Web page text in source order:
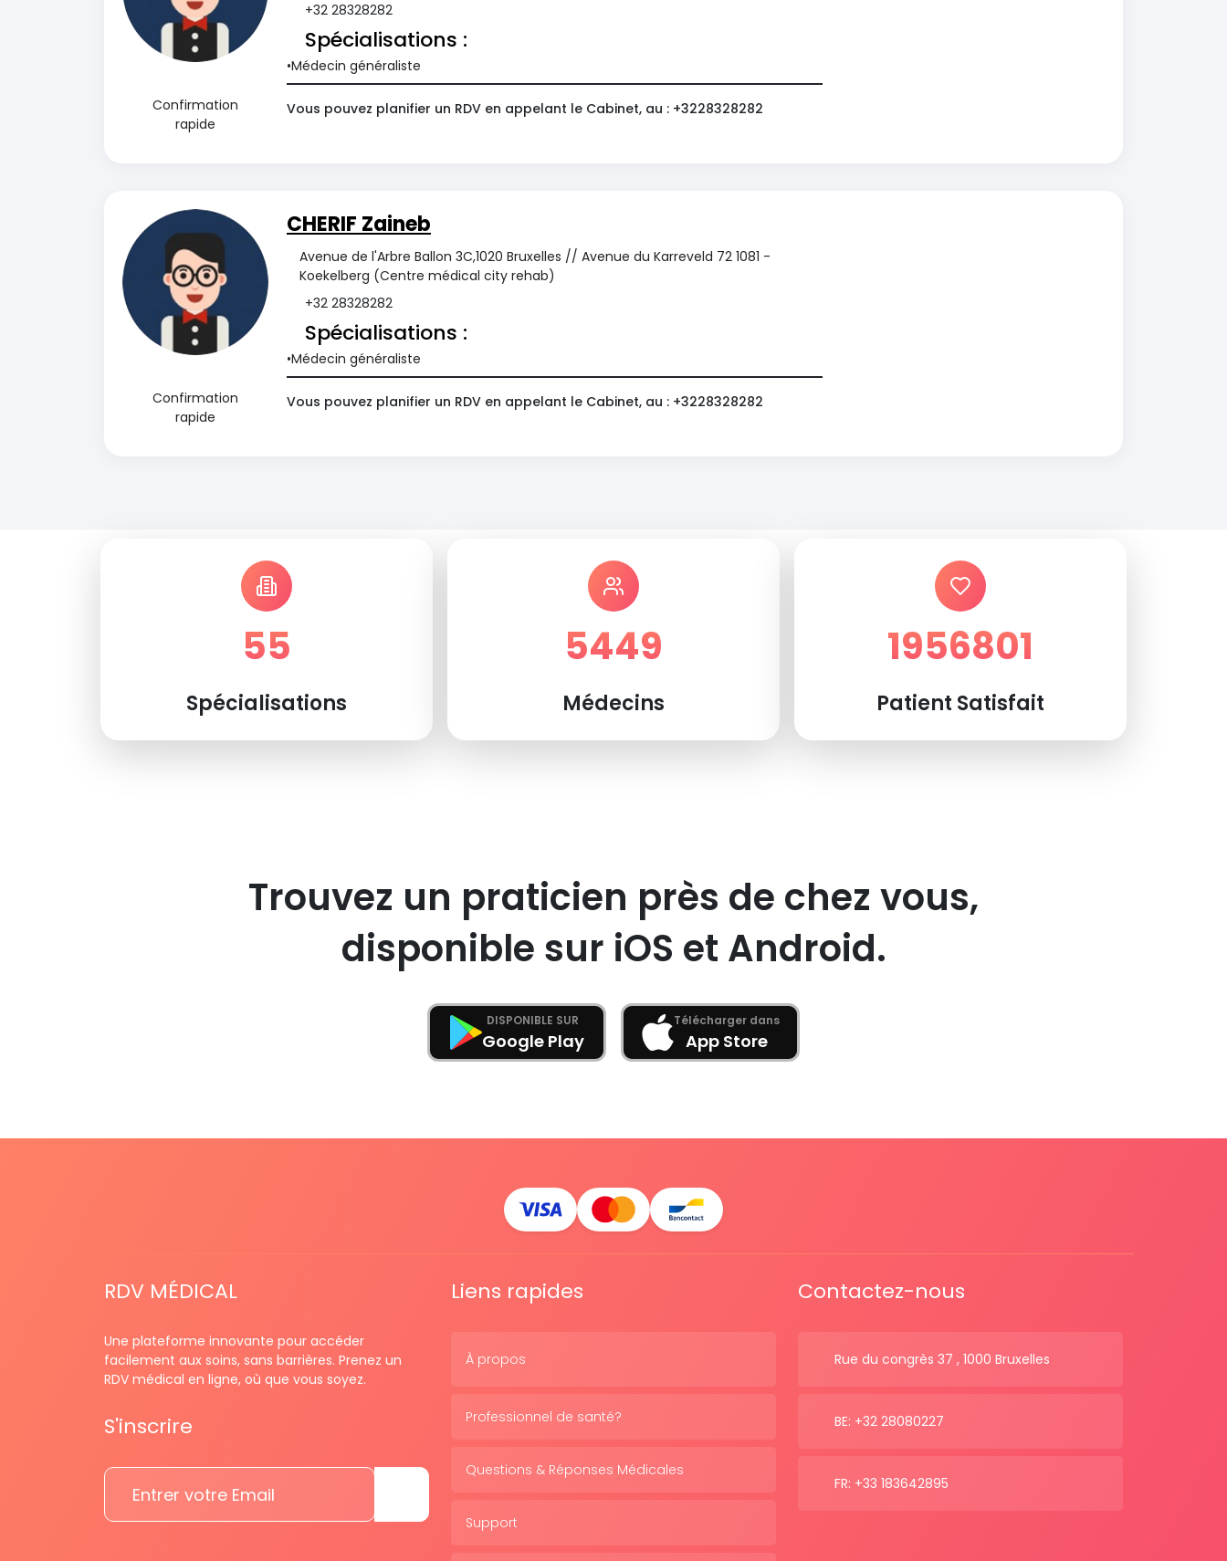
Confirmation
rapide
+32 28328282
Spécialisations :
Médecin généraliste
Vous pouvez planifier un RDV en appelant le Cabinet, au : +3228328282
Confirmation
rapide
CHERIF Zaineb
Avenue de l'Arbre Ballon 3C,1020 Bruxelles // Avenue du Karreveld 72 1081 -
Koekelberg (Centre médical city rehab)
+32 28328282
Spécialisations :
Médecin généraliste
Vous pouvez planifier un RDV en appelant le Cabinet, au : +3228328282
55
Spécialisations
5449
Médecins
1956801
Patient Satisfait
Trouvez un praticien près de chez vous,
disponible sur iOS et Android.
DISPONIBLE SUR
Google Play
Télécharger dans
App Store
RDV MÉDICAL
Une plateforme innovante pour accéder
facilement aux soins, sans barrières. Prenez un
RDV médical en ligne, où que vous soyez.
S'inscrire
Liens rapides
À propos
Professionnel de santé?
Questions & Réponses Médicales
Support
Contactez-nous
Rue du congrès 37 , 1000 Bruxelles
BE: +32 28080227
FR: +33 183642895